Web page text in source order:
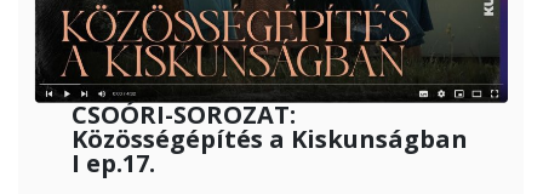
CSOÓRI-SOROZAT:
Közösségépítés a Kiskunságban
I ep.17.